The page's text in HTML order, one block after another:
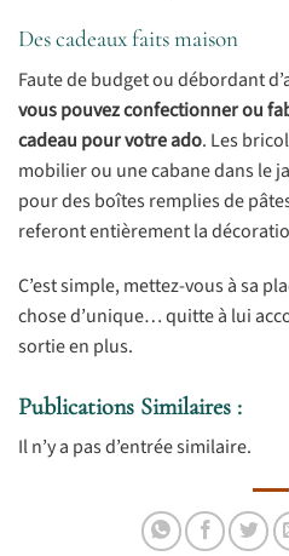
Des cadeaux faits maison
Faute de budget ou débordant
vous pouvez confectionner ou
cadeau pour votre ado. Les
mobilier ou une cabane dans le
pour des boîtes remplies de
referont entièrement la
C’est simple, mettez-vous à sa
chose d’unique… quitte à lui
sortie en plus.
Publications Similaires :
Il n’y a pas d’entrée similaire.